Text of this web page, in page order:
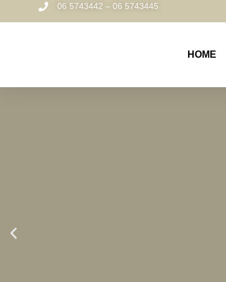
06 5743442 – 06 5743445
HOME